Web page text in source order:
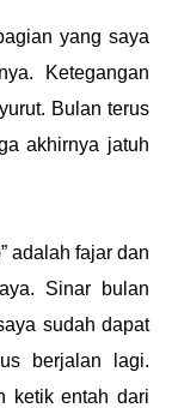
yang saya
Ketegangan
Bulan terus
akhirnya jatuh
adalah fajar dan
Sinar bulan
sudah dapat
berjalan lagi.
ketik entah dari